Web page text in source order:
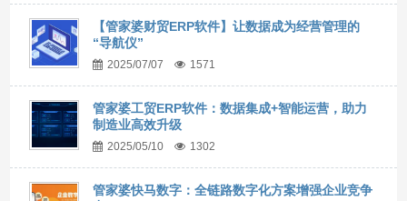
【管家婆财贸ERP软件】让数据成为经营管理的
“导航仪”
2025/07/07 1571
管家婆工贸ERP软件：数据集成+智能运营，助力
制造业高效升级
2025/05/10 1302
管家婆快马数字：全链路数字化方案增强企业竞争